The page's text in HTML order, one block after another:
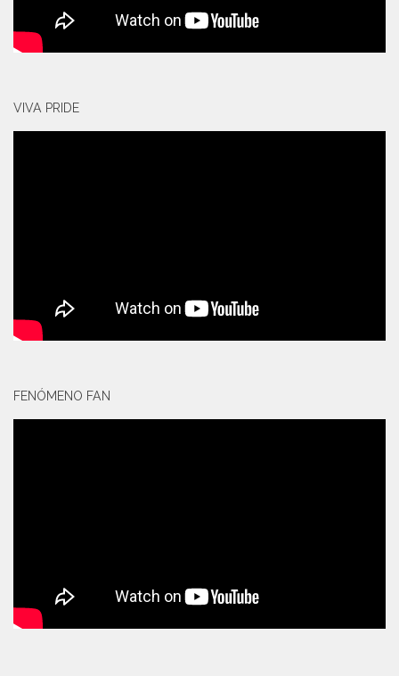
VIVA PRIDE
FENÓMENO FAN